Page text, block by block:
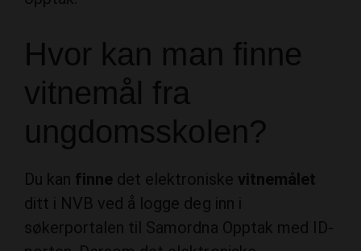
Hvor kan man finne
vitnemål fra
ungdomsskolen?
Du kan finne det elektroniske vitnemålet
ditt i NVB ved å logge deg inn i
søkerportalen til Samordna Opptak med ID-
porten. Dersom det elektroniske
vitnemålet
ditt ikke ligger der, kan du